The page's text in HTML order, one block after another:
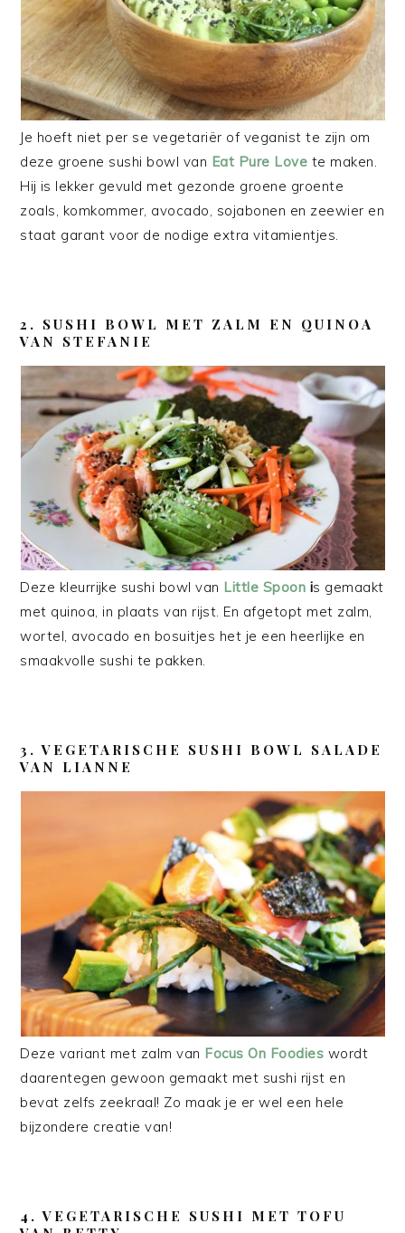
Je hoeft niet per se vegetariër of veganist te zijn om
deze groene sushi bowl van Eat Pure Love te maken.
Hij is lekker gevuld met gezonde groene groente
zoals, komkommer, avocado, sojabonen en zeewier en
staat garant voor de nodige extra vitamientjes.
2. SUSHI BOWL MET ZALM EN QUINOA
VAN STEFANIE
Deze kleurrijke sushi bowl van Little Spoon is gemaakt
met quinoa, in plaats van rijst. En afgetopt met zalm,
wortel, avocado en bosuitjes het je een heerlijke en
smaakvolle sushi te pakken.
3. VEGETARISCHE SUSHI BOWL SALADE
VAN LIANNE
Deze variant met zalm van Focus On Foodies wordt
daarentegen gewoon gemaakt met sushi rijst en
bevat zelfs zeekraal! Zo maak je er wel een hele
bijzondere creatie van!
4. VEGETARISCHE SUSHI MET TOFU